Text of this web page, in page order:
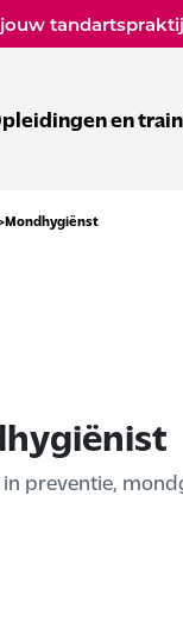
en
Mondhygiënst
in preventie,